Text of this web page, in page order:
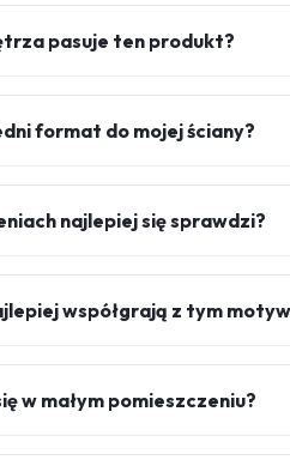
pasuje ten produkt?
format do mojej ściany?
najlepiej się sprawdzi?
współgrają z tym
w małym pomieszczeniu?